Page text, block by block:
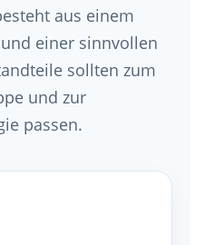
aus einem
einer sinnvollen
sollten zum
und zur
passen.